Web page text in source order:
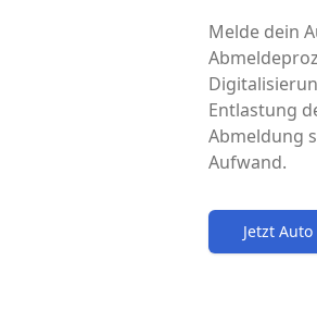
Melde dein
Entlastung
Abmeldung
Aufwand.
Jetzt